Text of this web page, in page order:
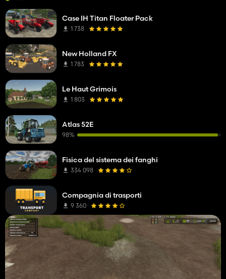
Case IH Titan Floater Pack
1 738
New Holland FX
1 783
Le Haut Grimois
1 803
Atlas 52E
98%
Fisica del sistema dei fanghi
334 098
Compagnia di trasporti
9 360